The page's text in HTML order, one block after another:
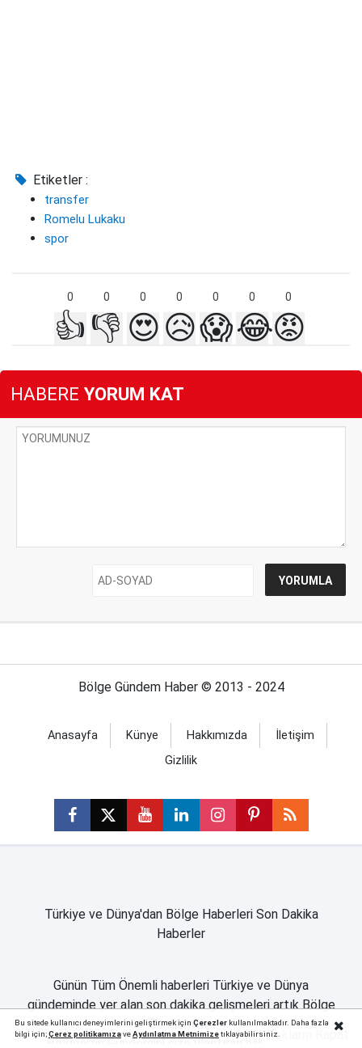
Etiketler :
transfer
Romelu Lukaku
spor
0 0 0 0 0 0 0
👍 👎 😍😥😱😂😡
HABERE YORUM KAT
Bölge Gündem Haber © 2013 - 2024
Anasayfa Künye Hakkımızda
İletişim
Gizlilik
Türkiye ve Dünya'dan Bölge Haberleri Son Dakika
Haberler
Günün Tüm Önemli haberleri Türkiye ve Dünya
gündeminde yer alan son dakika gelişmeleri artık Bölge
Gündem'de.
Bölgenizin Gündemini size ulaştıran haber sitesi..
Bu sitede kullanıcı deneyimlerini geliştirmek için Çerezlerkullanılmaktadır. Daha fazla
bilgi için;Çerez politikamızaveAydınlatma Metnimizetıklayabilirsiniz.Reklamı Kapat